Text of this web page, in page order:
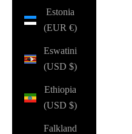
Estonia
(EUR €)
Eswatini
(USD $)
Ethiopia
(USD $)
Falkland